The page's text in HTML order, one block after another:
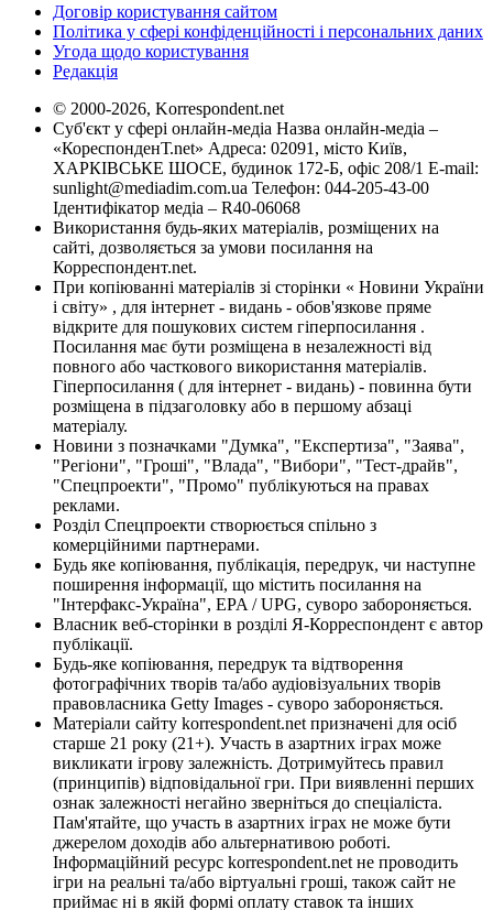
Договір користування сайтом
Політика у сфері конфіденційності і персональних даних
Угода щодо користування
Редакція
© 2000-2026, Korrespondent.net
Суб'єкт у сфері онлайн-медіа Назва онлайн-медіа –
«КореспонденТ.net» Адреса: 02091, місто Київ,
ХАРКІВСЬКЕ ШОСЕ, будинок 172-Б, офіс 208/1 E-mail:
sunlight@mediadim.com.ua Телефон: 044-205-43-00
Ідентифікатор медіа – R40-06068
Використання будь-яких матеріалів, розміщених на
сайті, дозволяється за умови посилання на
Корреспондент.net.
При копіюванні матеріалів зі сторінки « Новини України
і світу» , для інтернет - видань - обов'язкове пряме
відкрите для пошукових систем гіперпосилання .
Посилання має бути розміщена в незалежності від
повного або часткового використання матеріалів.
Гіперпосилання ( для інтернет - видань) - повинна бути
розміщена в підзаголовку або в першому абзаці
матеріалу.
Новини з позначками "Думка", "Експертиза", "Заява",
"Регіони", "Гроші", "Влада", "Вибори", "Тест-драйв",
"Спецпроекти", "Промо" публікуються на правах
реклами.
Розділ Спецпроекти створюється спільно з
комерційними партнерами.
Будь яке копіювання, публікація, передрук, чи наступне
поширення інформації, що містить посилання на
"Інтерфакс-Україна", EPA / UPG, суворо забороняється.
Власник веб-сторінки в розділі Я-Корреспондент є автор
публікації.
Будь-яке копіювання, передрук та відтворення
фотографічних творів та/або аудіовізуальних творів
правовласника Getty Images - суворо забороняється.
Матеріали сайту korrespondent.net призначені для осіб
старше 21 року (21+). Участь в азартних іграх може
викликати ігрову залежність. Дотримуйтесь правил
(принципів) відповідальної гри. При виявленні перших
ознак залежності негайно зверніться до спеціаліста.
Пам'ятайте, що участь в азартних іграх не може бути
джерелом доходів або альтернативою роботі.
Інформаційний ресурс korrespondent.net не проводить
ігри на реальні та/або віртуальні гроші, також сайт не
приймає ні в якій формі оплату ставок та інших